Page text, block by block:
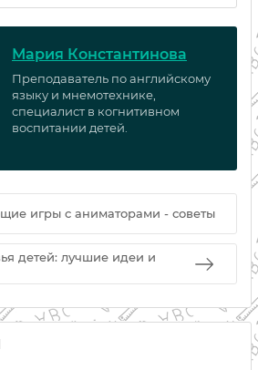
Мария Константинова
Преподаватель по английскому
языку и мнемотехнике,
специалист в когнитивном
воспитании детей.
игры с аниматорами - советы
детей: лучшие идеи и